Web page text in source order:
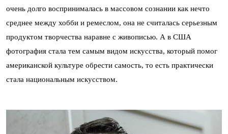
очень долго воспринималась в массовом сознании как нечто
среднее между хобби и ремеслом, она не считалась серьезным
продуктом творчества наравне с живописью. А в США
фотография стала тем самым видом искусства, который помог
американской культуре обрести самость, то есть практически
стала национальным искусством.